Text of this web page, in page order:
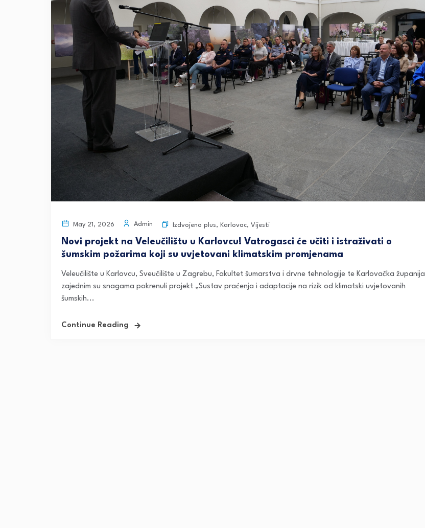
May 21, 2026 Admin Izdvojeno plus, Karlovac, Vijesti
Novi projekt na Veleučilištu u Karlovcu! Vatrogasci će učiti i istraživati o
šumskim požarima koji su uvjetovani klimatskim promjenama
Veleučilište u Karlovcu, Sveučilište u Zagrebu, Fakultet šumarstva i drvne tehnologije te Karlovačka županija
zajednim su snagama pokrenuli projekt „Sustav praćenja i adaptacije na rizik od klimatski uvjetovanih
šumskih...
Continue Reading